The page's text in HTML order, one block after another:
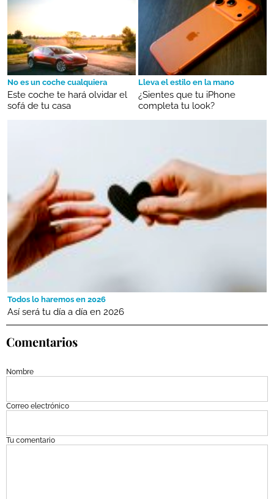
No es un coche cualquiera
Este coche te hará olvidar el
sofá de tu casa
Lleva el estilo en la mano
¿Sientes que tu iPhone
completa tu look?
Todos lo haremos en 2026
Así será tu día a día en 2026
Comentarios
Nombre
Correo electrónico
Tu comentario